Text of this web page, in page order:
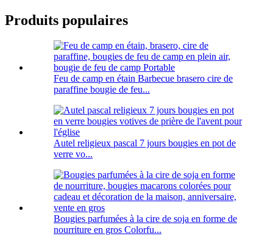
Produits populaires
Feu de camp en étain Barbecue brasero cire de
paraffine bougie de feu...
Autel religieux pascal 7 jours bougies en pot de
verre vo...
Bougies parfumées à la cire de soja en forme de
nourriture en gros Colorfu...